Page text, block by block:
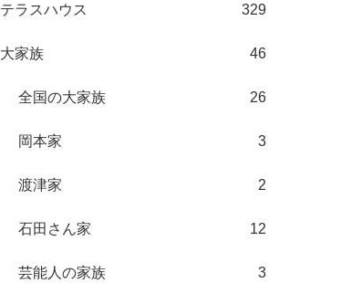
テラスハウス 329
大家族 46
全国の大家族 26
岡本家 3
渡津家 2
石田さん家 12
芸能人の家族 3